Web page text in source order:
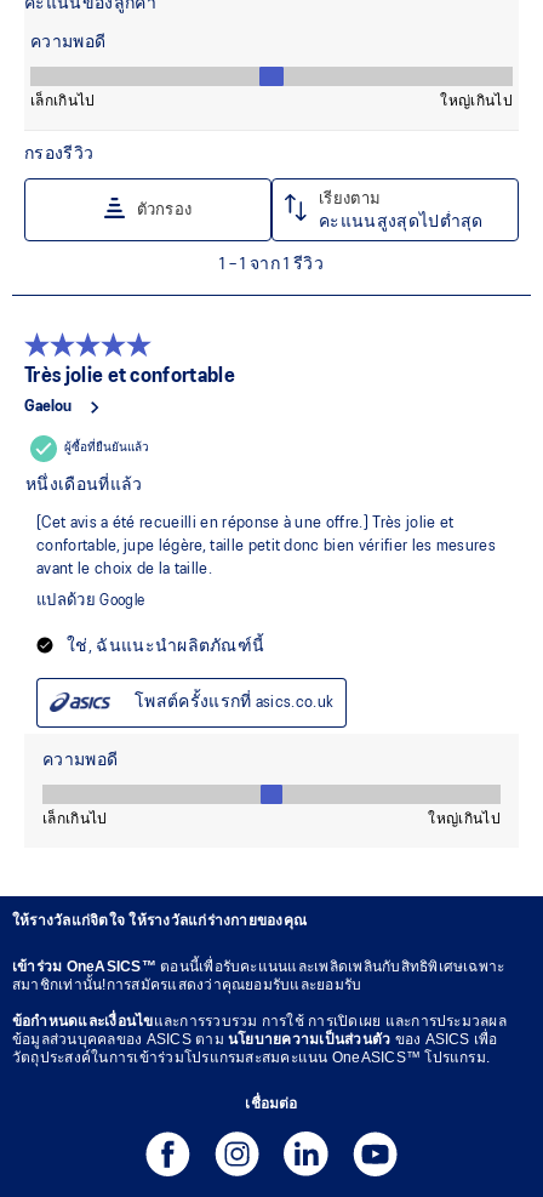
ให้รางวัลแก่จิตใจ ให้รางวัลแก่ร่างกายของคุณ
เข้าร่วม OneASICS™ตอนนี้เพื่อรับคะแนนและเพลิดเพลินกับสิทธิพิเศษเฉพาะ
สมาชิกเท่านั้น!การสมัครแสดงว่าคุณยอมรับและยอมรับ
ข้อกำหนดและเงื่อนไขและการรวบรวม การใช้ การเปิดเผย และการประมวลผล
ข้อมูลส่วนบุคคลของ ASICS ตาม นโยบายความเป็นส่วนตัว ของ ASICS เพื่อ
วัตถุประสงค์ในการเข้าร่วมโปรแกรมสะสมคะแนน OneASICS™ โปรแกรม.
เชื่อมต่อ